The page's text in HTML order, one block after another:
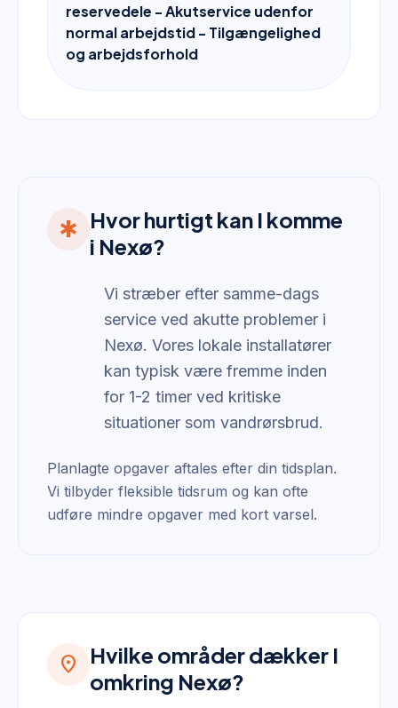
reservedele - Akutservice udenfor
normal arbejdstid - Tilgængelighed
og arbejdsforhold
emergency
Hvor hurtigt kan I komme
i Nexø?
Vi stræber efter samme-dags
service ved akutte problemer i
Nexø. Vores lokale installatører
kan typisk være fremme inden
for 1-2 timer ved kritiske
situationer som vandrørsbrud.
Planlagte opgaver aftales efter din tidsplan.
Vi tilbyder fleksible tidsrum og kan ofte
udføre mindre opgaver med kort varsel.
location_on
Hvilke områder dækker I
omkring Nexø?